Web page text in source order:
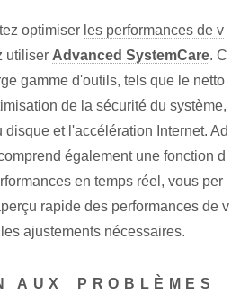
optimiser les performances de v
utiliser Advanced SystemCare. C
gamme d'outils, tels que le netto
de la sécurité du système,
disque et l'accélération Internet. Ad
également une fonction d
en temps réel, vous per
rapide des performances de v
ajustements nécessaires.
AUX ⁢PROBLÈMES